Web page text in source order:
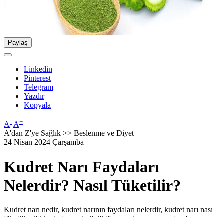
Paylaş
Linkedin
Pinterest
Telegram
Yazdır
Kopyala
A- A+
A'dan Z'ye Sağlık >> Beslenme ve Diyet
24 Nisan 2024 Çarşamba
Kudret Narı Faydaları
Nelerdir? Nasıl Tüketilir?
Kudret narı nedir, kudret narının faydaları nelerdir, kudret narı nası